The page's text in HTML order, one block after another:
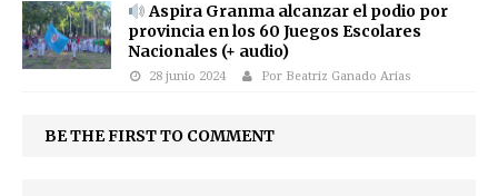
Aspira Granma alcanzar el podio por
provincia en los 60 Juegos Escolares
Nacionales (+ audio)
28 junio 2024 Por Beatriz Ganado Arias
BE THE FIRST TO COMMENT